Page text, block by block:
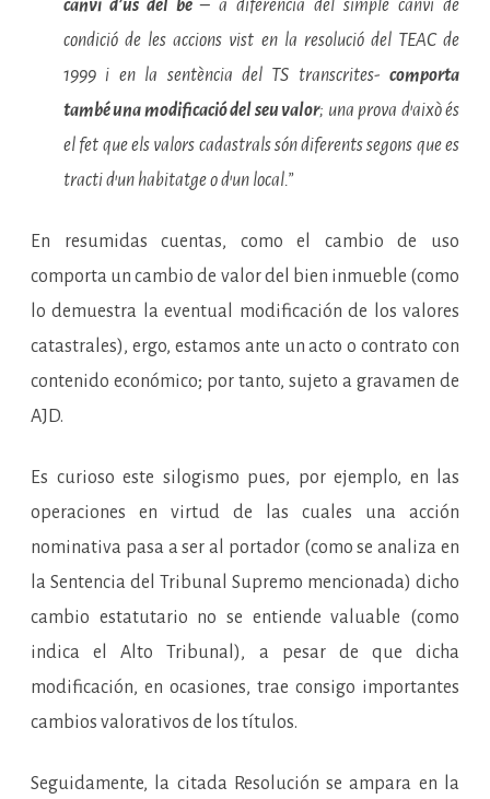
canvi d’ús del bé– a diferència del simple canvi de
condició de les accions vist en la resolució del TEAC de
1999 i en la sentència del TS transcrites- comporta
també una modificació del seu valor; una prova d’això és
el fet que els valors cadastrals són diferents segons que es
tracti d’un habitatge o d’un local.”
En resumidas cuentas, como el cambio de uso
comporta un cambio de valor del bien inmueble (como
lo demuestra la eventual modificación de los valores
catastrales), ergo, estamos ante un acto o contrato con
contenido económico; por tanto, sujeto a gravamen de
AJD.
Es curioso este silogismo pues, por ejemplo, en las
operaciones en virtud de las cuales una acción
nominativa pasa a ser al portador (como se analiza en
la Sentencia del Tribunal Supremo mencionada) dicho
cambio estatutario no se entiende valuable (como
indica el Alto Tribunal), a pesar de que dicha
modificación, en ocasiones, trae consigo importantes
cambios valorativos de los títulos.
Seguidamente, la citada Resolución se ampara en la